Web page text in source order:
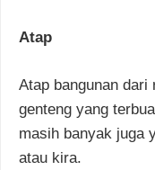
Atap
Atap bangunan
genteng yang
masih banyak juga
atau kira.